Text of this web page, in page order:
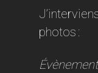
photos :